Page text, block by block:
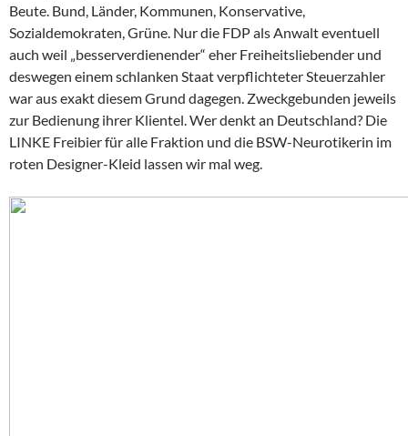
Beute. Bund, Länder, Kommunen, Konservative,
Sozialdemokraten, Grüne. Nur die FDP als Anwalt eventuell
auch weil „besserverdienender“ eher Freiheitsliebender und
deswegen einem schlanken Staat verpflichteter Steuerzahler
war aus exakt diesem Grund dagegen. Zweckgebunden jeweils
zur Bedienung ihrer Klientel. Wer denkt an Deutschland? Die
LINKE Freibier für alle Fraktion und die BSW-Neurotikerin im
roten Designer-Kleid lassen wir mal weg.